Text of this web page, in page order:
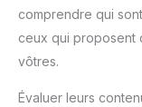
comprendre qui
ceux qui proposent
vôtres.
Évaluer leurs